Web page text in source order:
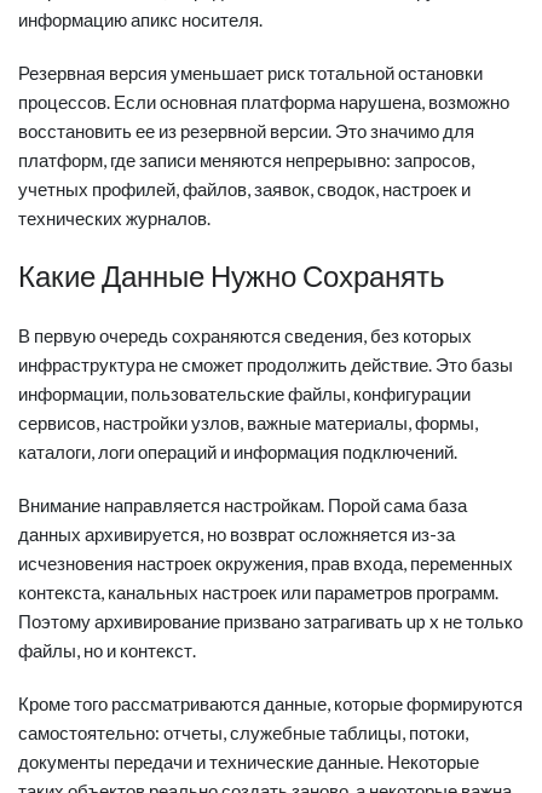
информацию апикс носителя.
Резервная версия уменьшает риск тотальной остановки
процессов. Если основная платформа нарушена, возможно
восстановить ее из резервной версии. Это значимо для
платформ, где записи меняются непрерывно: запросов,
учетных профилей, файлов, заявок, сводок, настроек и
технических журналов.
Какие Данные Нужно Сохранять
В первую очередь сохраняются сведения, без которых
инфраструктура не сможет продолжить действие. Это базы
информации, пользовательские файлы, конфигурации
сервисов, настройки узлов, важные материалы, формы,
каталоги, логи операций и информация подключений.
Внимание направляется настройкам. Порой сама база
данных архивируется, но возврат осложняется из-за
исчезновения настроек окружения, прав входа, переменных
контекста, канальных настроек или параметров программ.
Поэтому архивирование призвано затрагивать up x не только
файлы, но и контекст.
Кроме того рассматриваются данные, которые формируются
самостоятельно: отчеты, служебные таблицы, потоки,
документы передачи и технические данные. Некоторые